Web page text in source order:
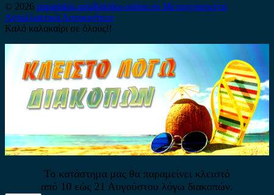
© 2026 papadakis.antallaktika-online.eu Μεταχειρισμένα
Ανταλλακτικά Αυτοκινήτων
Καλό καλοκαίρι σε όλους!!
Το κατάστημα μας θα παραμείνει κλειστό
από 10 εώς 21 Αυγούστου λόγω διακοπών.